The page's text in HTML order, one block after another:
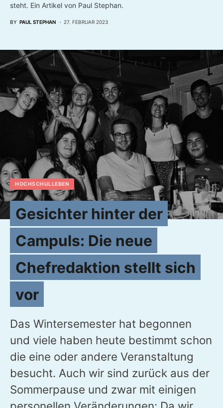
steht. Ein Artikel von Paul Stephan.
BY PAUL STEPHAN 27. FEBRUAR 2023
HOCHSCHULLEBEN
Gesichter hinter der
Campuls: Die neue
Chefredaktion stellt sich
vor
Das Wintersemester hat begonnen
und viele haben heute bestimmt schon
die eine oder andere Veranstaltung
besucht. Auch wir sind zurück aus der
Sommerpause und zwar mit einigen